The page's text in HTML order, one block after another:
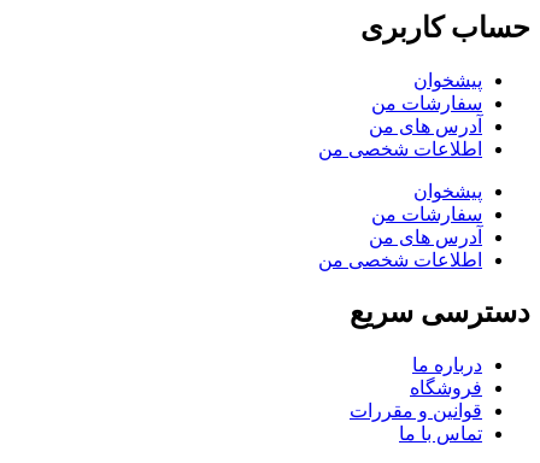
حساب کاربری
پیشخوان
سفارشات من
آدرس های من
اطلاعات شخصی من
پیشخوان
سفارشات من
آدرس های من
اطلاعات شخصی من
دسترسی سریع
درباره ما
فروشگاه
قوانین و مقررات
تماس با ما